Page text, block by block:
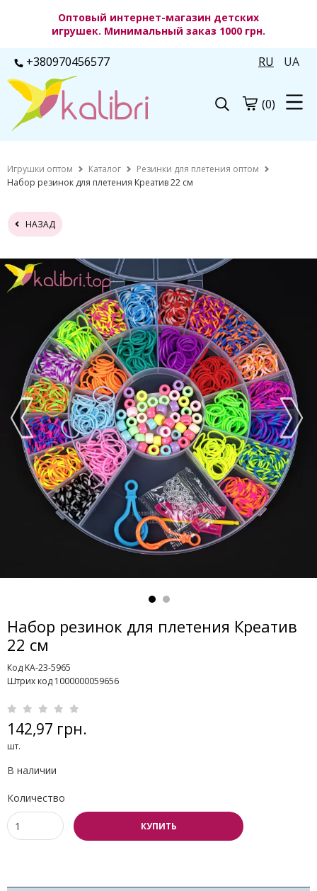
Оптовый интернет-магазин детских
игрушек. Минимальный заказ 1000 грн.
+380970456577 RU UA
(0)
Игрушки оптом Каталог
Резинки для плетения оптом
Набор резинок для плетения Креатив 22 см
НАЗАД
Набор резинок для плетения Креатив
22 см
Код KA-23-5965
Штрих код 1000000059656
142,97 грн.
шт.
В наличии
Количество
КУПИТЬ